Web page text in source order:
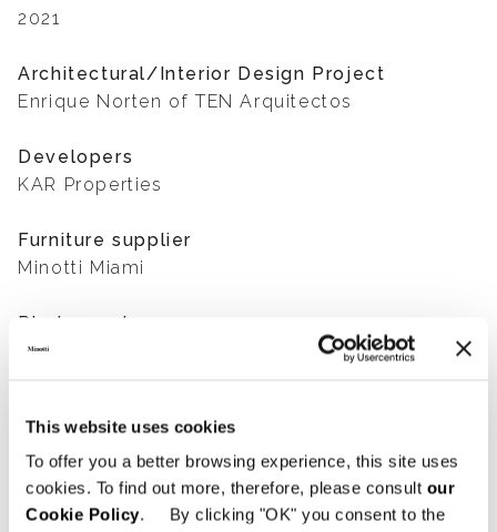
This website uses cookies
To offer you a better browsing experience, this site uses
cookies. To find out more, therefore, please consult our
Cookie Policy. By clicking "OK" you consent to the
2021
Architectural/Interior Design Project
Enrique Norten of TEN Arquitectos
Developers
KAR Properties
Furniture supplier
Minotti Miami
Photography
Miami Visuals